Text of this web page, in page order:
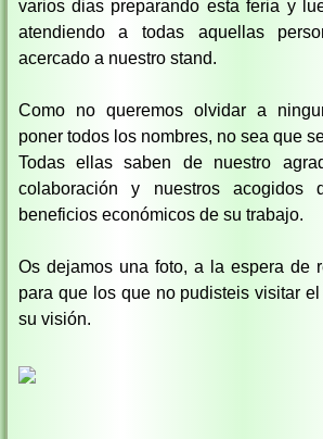
varios dias preparando esta feria y
atendiendo a todas aquellas
acercado a nuestro stand.
Como no queremos olvidar a
poner todos los nombres, no sea que
Todas ellas saben de nuestro
colaboración y nuestros acogidos
beneficios económicos de su trabajo.
Os dejamos una foto, a la espera de
para que los que no pudisteis visitar
su visión.